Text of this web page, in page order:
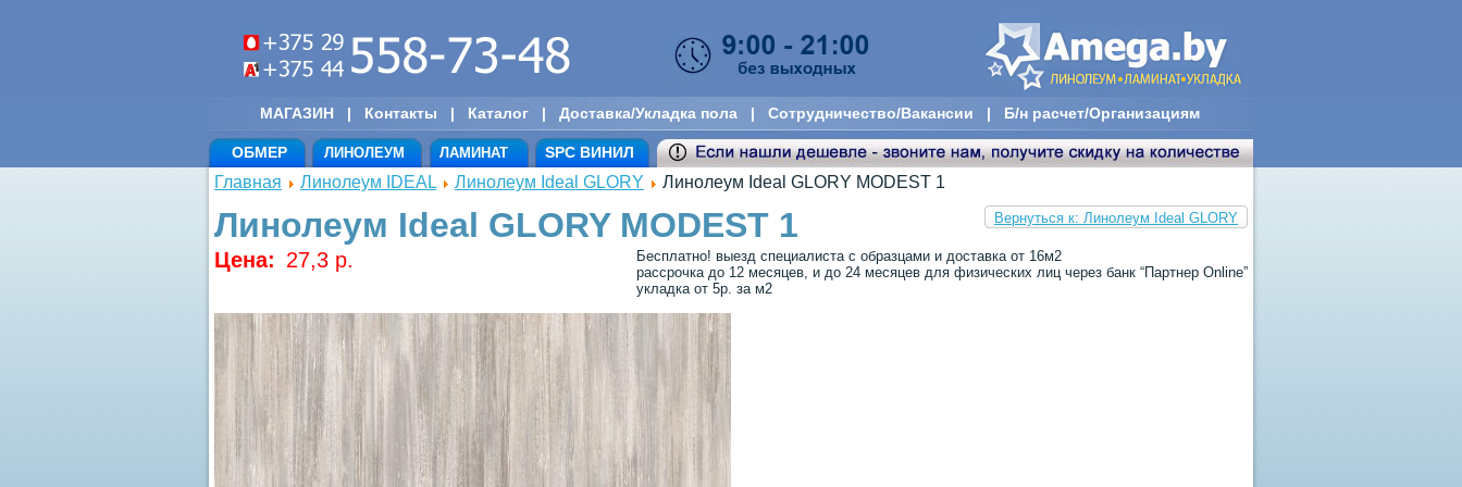
МАГАЗИН | Контакты | Каталог | Доставка/Укладка пола | Сотрудничество/Вакансии | Б/н расчет/Организациям
ОБМЕР ЛИНОЛЕУМ ЛАМИНАТ SPC ВИНИЛ
Главная Линолеум IDEAL Линолеум Ideal GLORY Линолеум Ideal GLORY MODEST 1
Вернуться к: Линолеум Ideal GLORY
Линолеум Ideal GLORY MODEST 1
Бесплатно! выезд специалиста с образцами и доставка от 16м2
рассрочка до 12 месяцев, и до 24 месяцев для физических лиц через банк “Партнер Online”
укладка от 5р. за м2
Цена: 27,3 p.